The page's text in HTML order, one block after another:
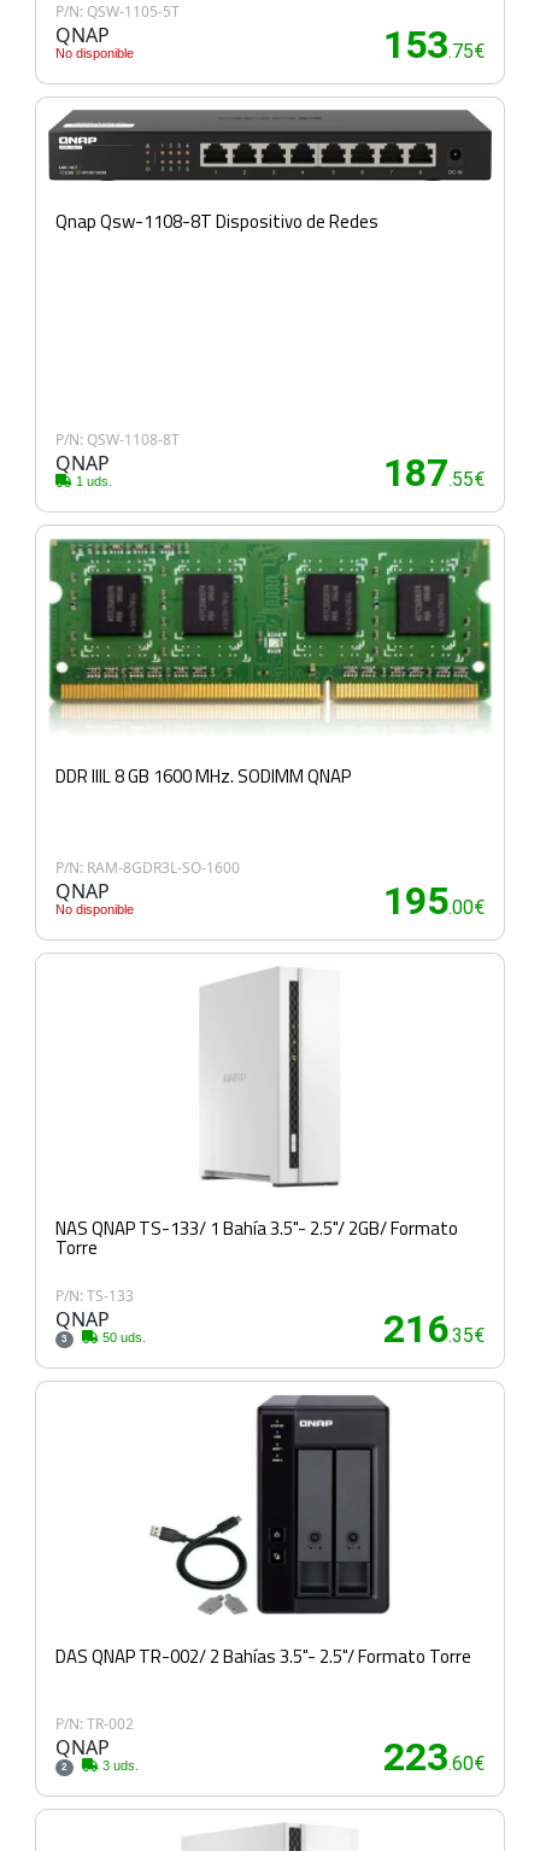
P/N: QSW-1105-5T
QNAP
No disponible 153.75€
Qnap Qsw-1108-8T Dispositivo de Redes
P/N: QSW-1108-8T
QNAP
1 uds. 187.55€
DDR IIIL 8 GB 1600 MHz. SODIMM QNAP
P/N: RAM-8GDR3L-SO-1600
QNAP
No disponible 195.00€
NAS QNAP TS-133/ 1 Bahía 3.5"- 2.5"/ 2GB/ Formato
Torre
P/N: TS-133
QNAP
3 50 uds. 216.35€
DAS QNAP TR-002/ 2 Bahías 3.5"- 2.5"/ Formato Torre
P/N: TR-002
QNAP
2 3 uds. 223.60€